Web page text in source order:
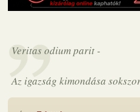
Veritas odium parit -
Az igazság kimondása